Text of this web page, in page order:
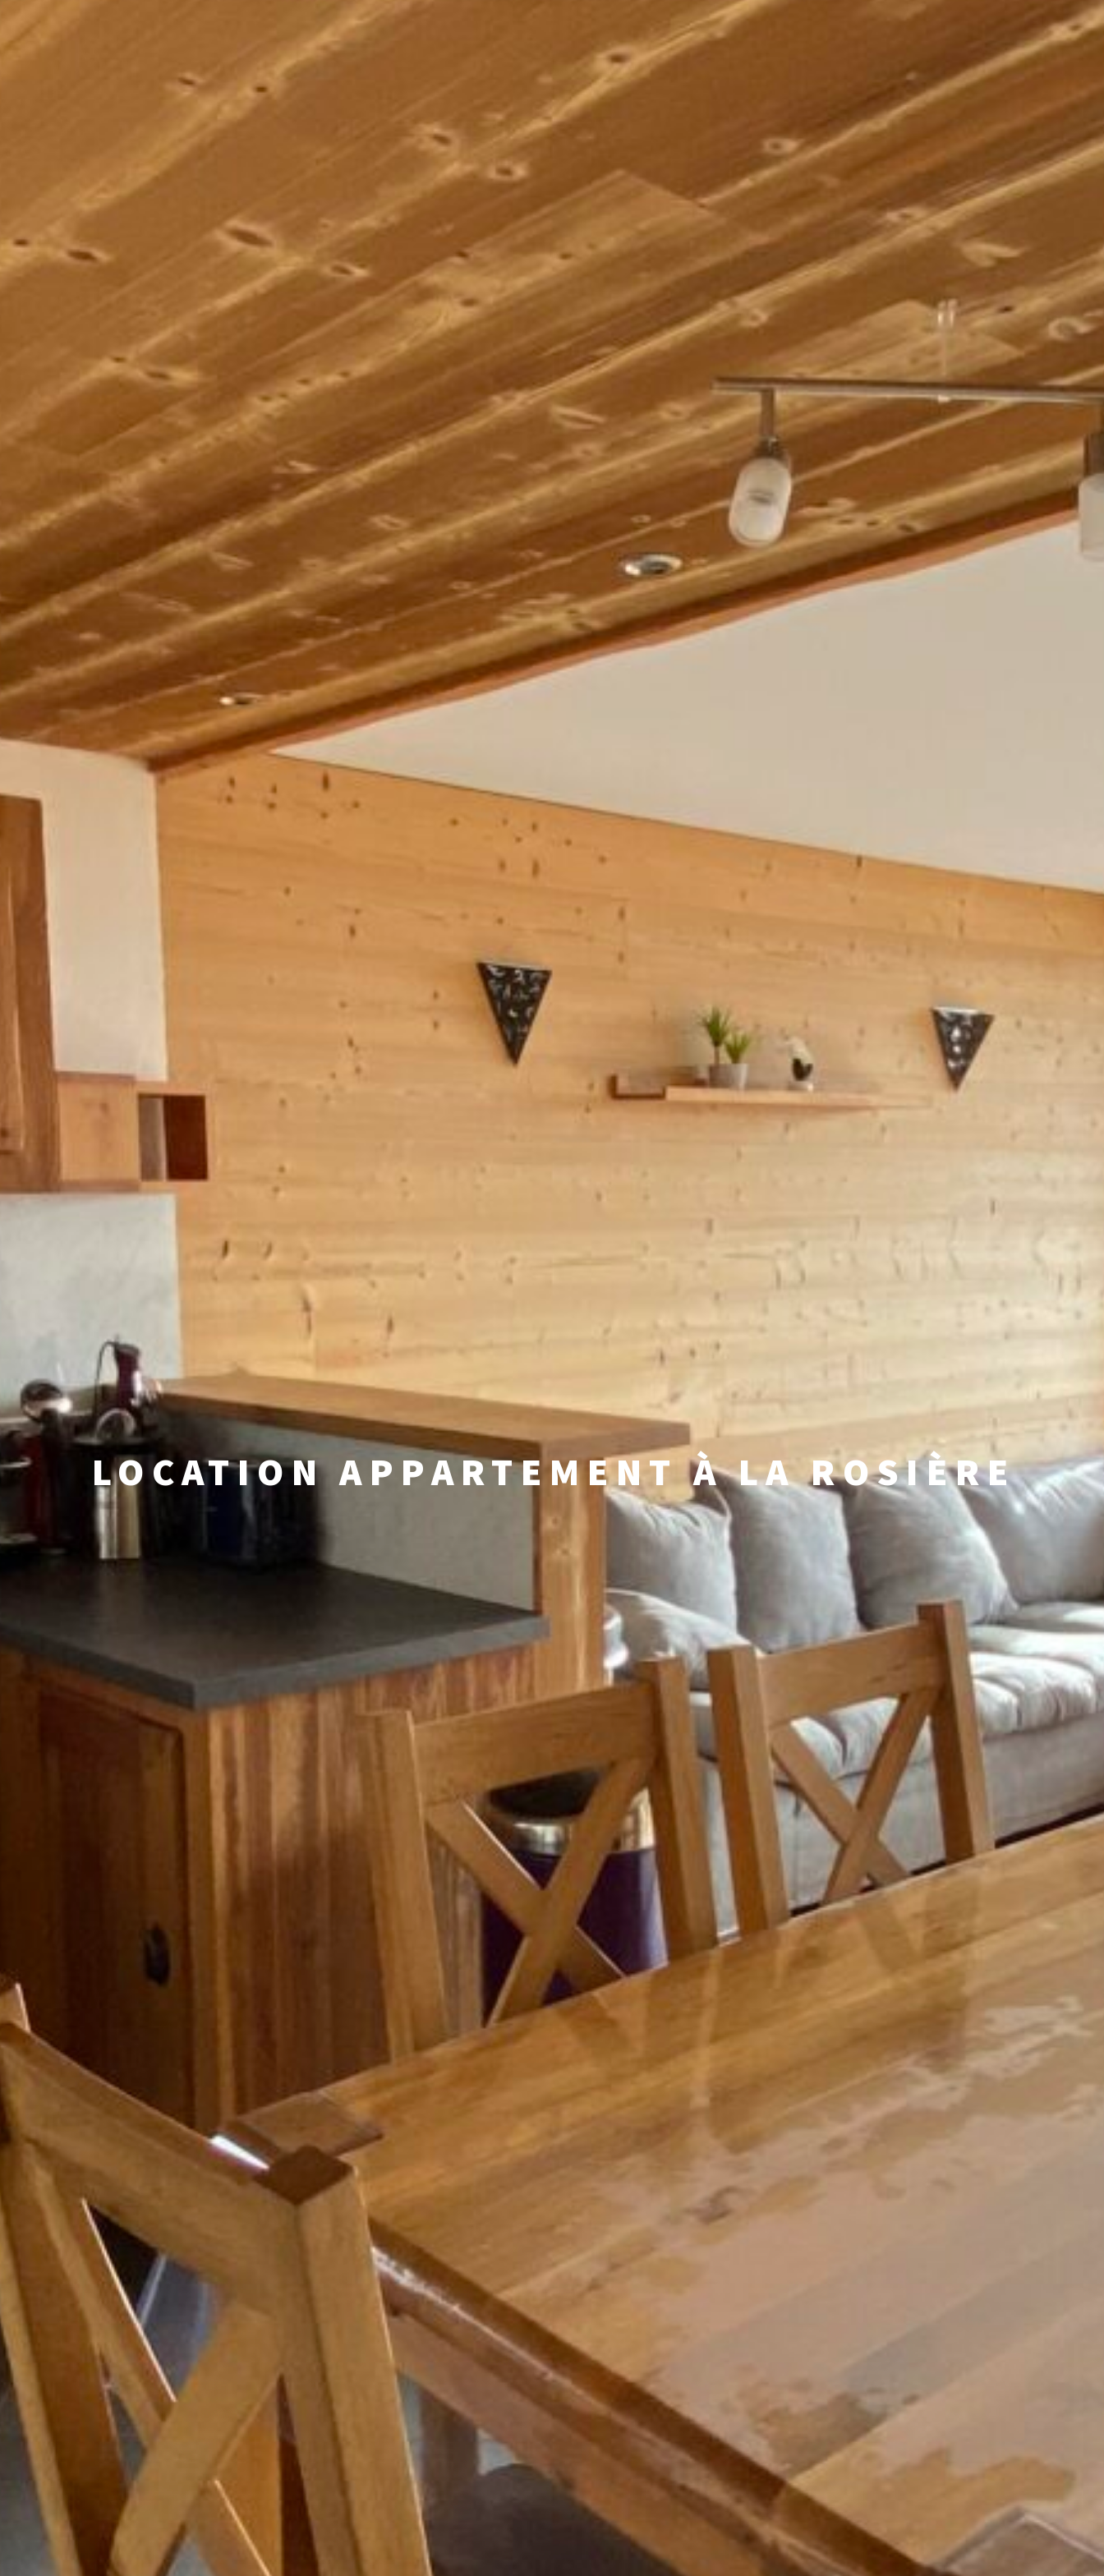
LOCATION APPARTEMENT À LA ROSIÈRE